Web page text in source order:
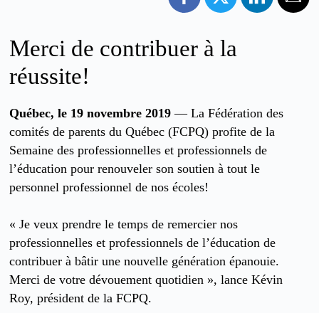
Merci de contribuer à la
réussite!
Québec, le 19 novembre 2019 — La Fédération des
comités de parents du Québec (FCPQ) profite de la
Semaine des professionnelles et professionnels de
l’éducation pour renouveler son soutien à tout le
personnel professionnel de nos écoles!
« Je veux prendre le temps de remercier nos
professionnelles et professionnels de l’éducation de
contribuer à bâtir une nouvelle génération épanouie.
Merci de votre dévouement quotidien », lance Kévin
Roy, président de la FCPQ.